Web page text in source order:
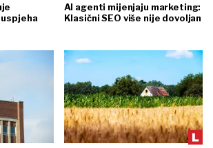
AI agenti mijenjaju marketing:
Klasični SEO više nije dovoljan